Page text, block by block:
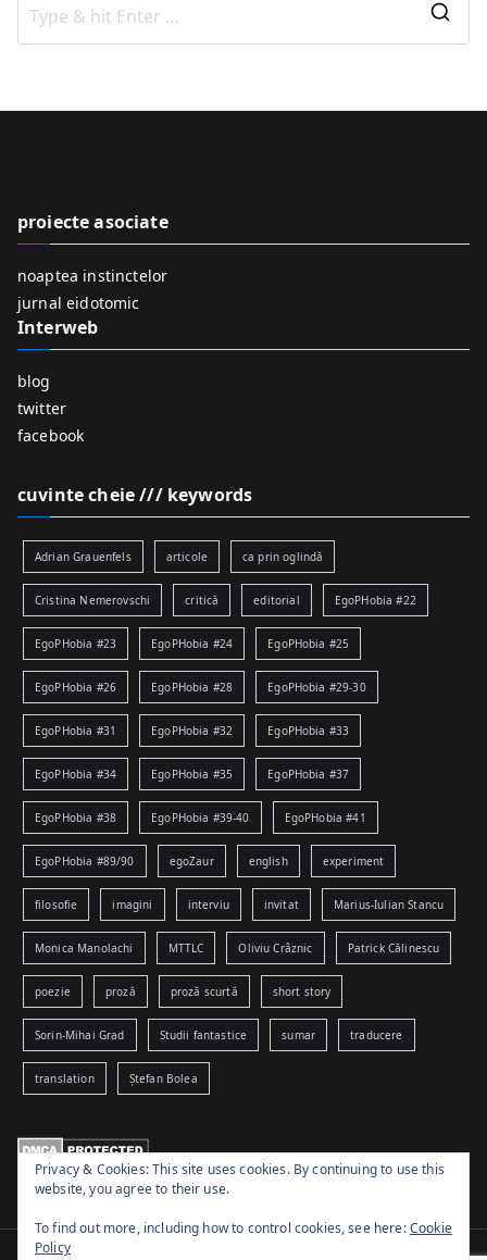
o
proiecte asociate
noaptea instinctelor
jurnal eidotomic
Interweb
blog
twitter
facebook
cuvinte cheie /// keywords
Adrian Grauenfels articole ca prin oglindă
Cristina Nemerovschi critică editorial EgoPHobia #22
EgoPHobia #23 EgoPHobia #24 EgoPHobia #25
EgoPHobia #26 EgoPHobia #28 EgoPHobia #29-30
EgoPHobia #31 EgoPHobia #32 EgoPHobia #33
EgoPHobia #34 EgoPHobia #35 EgoPHobia #37
EgoPHobia #38 EgoPHobia #39-40 EgoPHobia #41
EgoPHobia #89/90 egoZaur english experiment
filosofie imagini interviu invitat Marius-Iulian Stancu
Monica Manolachi MTTLC Oliviu Crâznic Patrick Călinescu
poezie proză proză scurtă short story
Sorin-Mihai Grad Studii fantastice sumar traducere
translation Ștefan Bolea
Privacy & Cookies: This site uses cookies. By continuing to use this
website, you agree to their use.
To find out more, including how to control cookies, see here:Cookie
Policy